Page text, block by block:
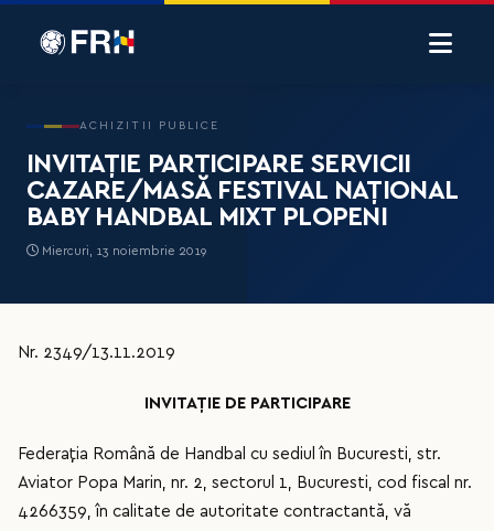
ACHIZITII PUBLICE
INVITAŢIE PARTICIPARE SERVICII
CAZARE/MASĂ FESTIVAL NAŢIONAL
BABY HANDBAL MIXT PLOPENI
Miercuri, 13 noiembrie 2019
Nr. 2349/13.11.2019
INVITAȚIE DE PARTICIPARE
Federaţia Română de Handbal cu sediul în Bucuresti, str.
Aviator Popa Marin, nr. 2, sectorul 1, Bucuresti, cod fiscal nr.
4266359, în calitate de autoritate contractantă, vă